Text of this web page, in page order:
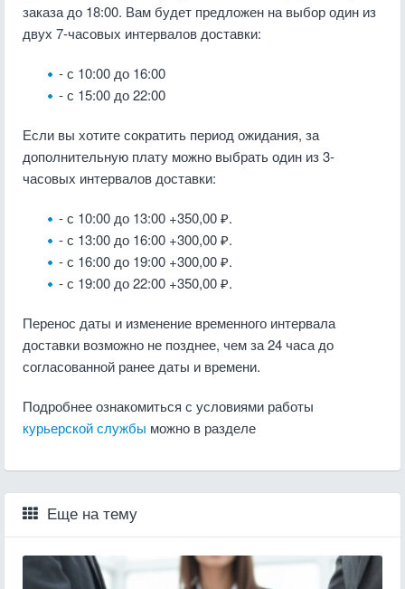
заказа до 18:00. Вам будет предложен на выбор один из
двух 7-часовых интервалов доставки:
- с 10:00 до 16:00
- с 15:00 до 22:00
Если вы хотите сократить период ожидания, за
дополнительную плату можно выбрать один из 3-
часовых интервалов доставки:
- с 10:00 до 13:00 +350,00 ₽.
- с 13:00 до 16:00 +300,00 ₽.
- с 16:00 до 19:00 +300,00 ₽.
- с 19:00 до 22:00 +350,00 ₽.
Перенос даты и изменение временного интервала
доставки возможно не позднее, чем за 24 часа до
согласованной ранее даты и времени.
Подробнее ознакомиться с условиями работы
курьерской службы можно в разделе
Еще на тему